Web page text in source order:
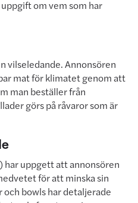
om vem som har
vilseledande. Annonsören
mat för klimatet genom att
man beställer från
görs på råvaror som är
har uppgett att annonsören
för att minska sin
och bowls har detaljerade